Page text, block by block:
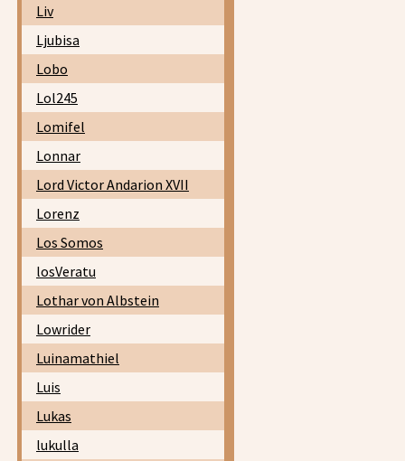
Liv
Ljubisa
Lobo
Lol245
Lomifel
Lonnar
Lord Victor Andarion XVII
Lorenz
Los Somos
losVeratu
Lothar von Albstein
Lowrider
Luinamathiel
Luis
Lukas
lukulla